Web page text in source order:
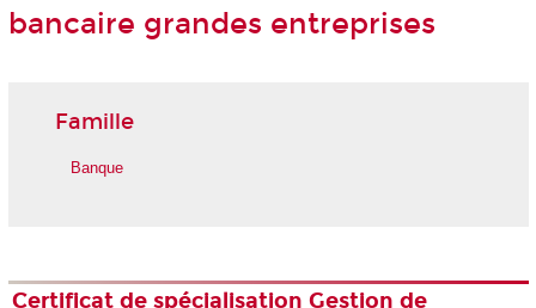
bancaire grandes entreprises
Famille
Banque
Certificat de spécialisation Gestion de